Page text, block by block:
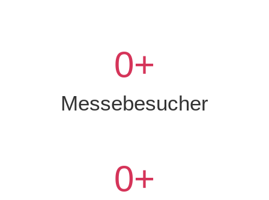
0+
Messebesucher
0+